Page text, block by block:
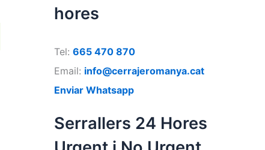
hores
Tel: 665 470 870
Email: info@cerrajeromanya.cat
Enviar Whatsapp
Serrallers 24 Hores